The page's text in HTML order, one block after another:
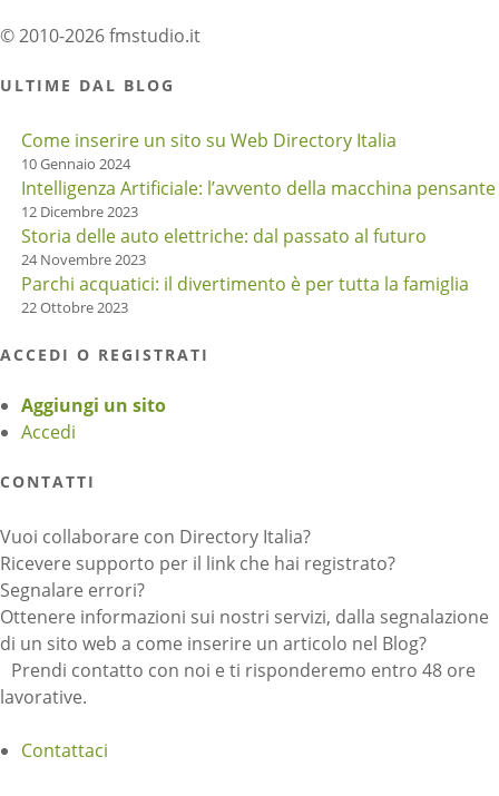
© 2010-2026 fmstudio.it
ULTIME DAL BLOG
Come inserire un sito su Web Directory Italia
10 Gennaio 2024
Intelligenza Artificiale: l’avvento della macchina pensante
12 Dicembre 2023
Storia delle auto elettriche: dal passato al futuro
24 Novembre 2023
Parchi acquatici: il divertimento è per tutta la famiglia
22 Ottobre 2023
ACCEDI O REGISTRATI
Aggiungi un sito
Accedi
CONTATTI
Vuoi collaborare con Directory Italia?
Ricevere supporto per il link che hai registrato?
Segnalare errori?
Ottenere informazioni sui nostri servizi, dalla segnalazione
di un sito web a come inserire un articolo nel Blog?
Prendi contatto con noi e ti risponderemo entro 48 ore
lavorative.
Contattaci